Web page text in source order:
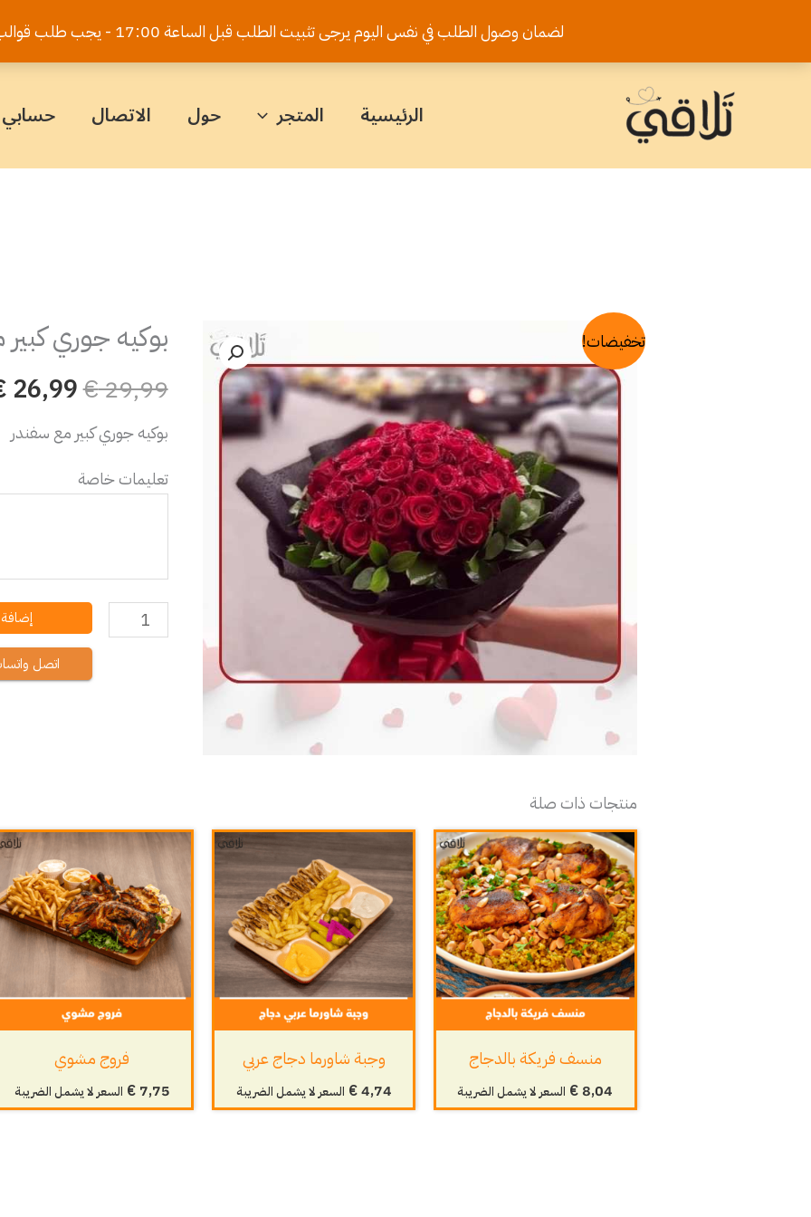
لضمان وصول الطلب في نفس اليوم يرجى تثبيت الطلب قبل الساعة 17:00 - يجب طلب قوالب الكيك قبل 5 أيام
الرئيسية المتجر حول الاتصال حسابي
تخفيضات! بوكيه جوري
€29,99
السعر
الأصلي
هو:
26,99
بوكيه جوري كبير مع سفندر
تعليمات خاصة
كمية
جوري
كبير
سفندر
اتصل
منتجات ذات صلة
منسف فريكة بالدجاج
€8,04 السعر لا يشمل الضريبة
وجبة شاورما دجاج عربي
€4,74 السعر لا يشمل الضريبة
فروج مشوي
€7,75 السعر لا يشمل الضريبة